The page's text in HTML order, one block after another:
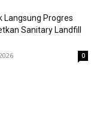
Langsung Progres
Sanitary Landfill
0